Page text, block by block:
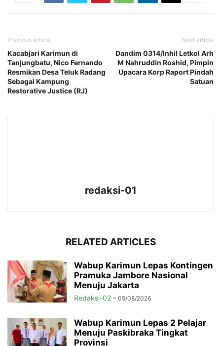
Previous article
Kacabjari Karimun di
Tanjungbatu, Nico Fernando
Resmikan Desa Teluk Radang
Sebagai Kampung
Restorative Justice (RJ)
Next article
Dandim 0314/Inhil Letkol Arh
M Nahruddin Roshid, Pimpin
Upacara Korp Raport Pindah
Satuan
redaksi-01
RELATED ARTICLES
Wabup Karimun Lepas Kontingen
Pramuka Jambore Nasional
Menuju Jakarta
Redaksi-02 - 05/08/2026
Wabup Karimun Lepas 2 Pelajar
Menuju Paskibraka Tingkat
Provinsi